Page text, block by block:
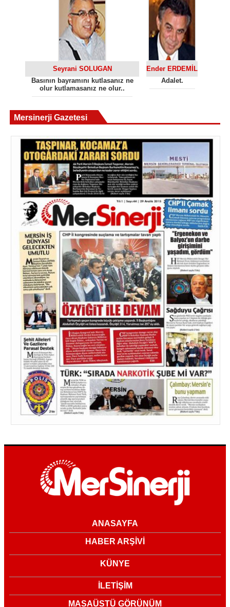
Seyrani SOLUGAN
Basının bayramını kutlasanız ne
olur kutlamasanız ne olur..
Ender ERDEMİL
Adalet.
Mersinerji Gazetesi
ANASAYFA
HABER ARŞİVİ
KÜNYE
İLETİŞİM
MASAÜSTÜ GÖRÜNÜM